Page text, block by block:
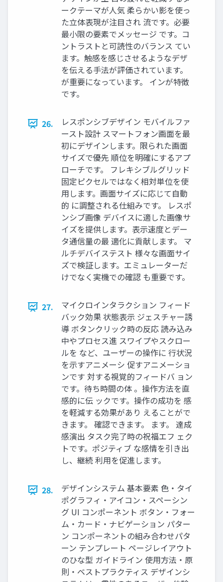
ークテーマが人気 柔らかい影を使っ
た立体表現が注目され 流です。必要
最小限の要素でメッセージ です。コ
ントラストと可読性のバランス てい
ます。触感を感じさせるようなデザ
を伝える手法が評価されています。
が重要になっています。 インが特徴
です。
26.
レスポンシブデザイン モバイルファ
ースト設計 スマートフォン画面を最
初にデザインします。限られた画面
サイズで優先 順位を明確にするアプ
ローチです。 フレキシブルグリッド
固定ピクセルではなく相対単位を使
用します。画面サイズに応じて自動
的 に調整される仕組みです。 レスポ
ンシブ画像 デバイスに適した画像サ
イズを提供します。表示速度とデー
タ通信量の最 適化に貢献します。 マ
ルチデバイステスト 様々な画面サイ
ズで検証します。エミュレーターだ
けでなく実機での確認 も重要です。
27.
マイクロインタラクション フィード
バック効果 状態表示 ジェスチャー誘
導 ボタンクリック時の反応 読み込み
中やプロセス進 スワイプやスクロー
ルを など、ユーザーの操作に 行状況
を示すアニメーシ 促すアニメーショ
ンです 対する視覚的フィードバ ョン
です。待ち時間の体 。操作方法を直
感的に伝 ックです。操作の成功を 感
を軽減する効果があり えることがで
きます。 確認できます。 ます。 達成
感演出 タスク完了時の祝福エフ ェク
トです。ポジティブ な感情を引き出
し、継続 利用を促進します。
28.
デザインシステム 基本要素 色・タイ
ポグラフィ・アイコン・スペーシン
グ UI コンポーネント ボタン・フォー
ム・カード・ナビゲーション パター
ン コンポーネントの組み合わせパタ
ーン テンプレート ページレイアウト
のひな型 ガイドライン 使用方法・原
則・ベストプラクティス デザインシ